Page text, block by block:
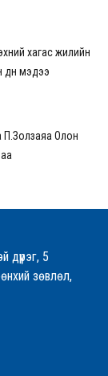
хагас жилийн
дүн мэдээ
П.Золзаяа Олон
5
зөвлөл,